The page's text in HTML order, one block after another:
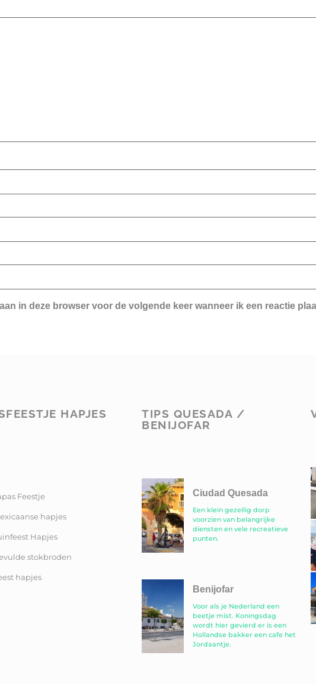
in deze browser voor de volgende keer wanneer ik een reactie
HAPJES
Feestje
hapjes
Hapjes
stokbroden
hapjes
TIPS QUESADA /
BENIJOFAR
Ciudad Quesada
Een klein gezellig dorp
voorzien van belangrijke
diensten en vele recreatieve
punten.
Benijofar
Voor als je Nederland een
beetje mist. Koningsdag
wordt hier gevierd er is een
Hollandse bakker een cafe het
Jordaantje.